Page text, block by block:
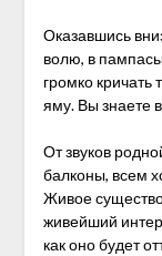
Оказавшись
волю, в
громко кричать
яму. Вы знаете
От звуков
балконы, всем
Живое
живейший
как оно будет